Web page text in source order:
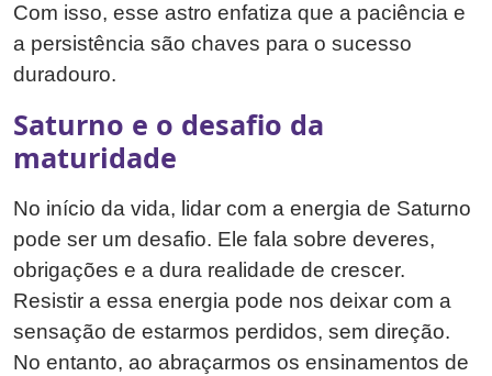
Com isso, esse astro enfatiza que a paciência e
a persistência são chaves para o sucesso
duradouro.
Saturno e o desafio da
maturidade
No início da vida, lidar com a energia de Saturno
pode ser um desafio. Ele fala sobre deveres,
obrigações e a dura realidade de crescer.
Resistir a essa energia pode nos deixar com a
sensação de estarmos perdidos, sem direção.
No entanto, ao abraçarmos os ensinamentos de